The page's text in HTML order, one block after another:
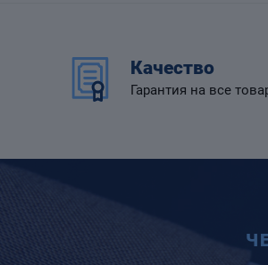
Качество
Гарантия на все